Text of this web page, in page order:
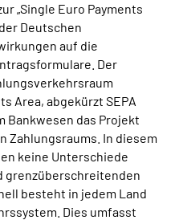
(DGS)
„Single Euro Payments
Deutschen
auf die
Der
Area, abgekürzt SEPA
Bankwesen das Projekt
Zahlungsraums. In diesem
keine Unterschiede
grenzüberschreitenden
besteht in jedem Land
Dies umfasst